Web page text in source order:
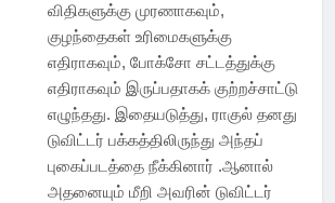
விதிகளுக்கு முரணாகவும்,
குழந்தைகள் உரிமைகளுக்கு
எதிராகவும், போக்சோ சட்டத்துக்கு
எதிராகவும் இருப்பதாகக் குற்றச்சாட்டு
எழுந்தது. இதையடுத்து, ராகுல் தனது
டுவிட்டர் பக்கத்திலிருந்து அந்தப்
புகைப்படத்தை நீக்கினார் .ஆனால்
அதனையும் மீறி அவரின் டுவிட்டர்